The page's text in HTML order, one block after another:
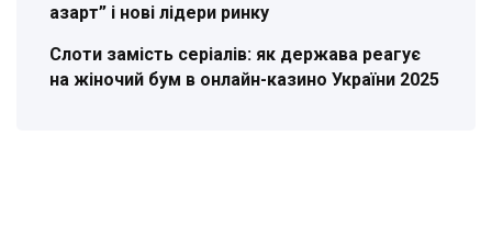
азарт” і нові лідери ринку
Слоти замість серіалів: як держава реагує
на жіночий бум в онлайн-казино України 2025